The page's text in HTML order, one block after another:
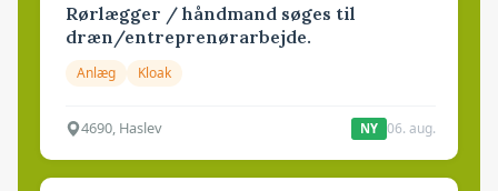
Rørlægger / håndmand søges til
dræn/entreprenørarbejde.
Anlæg Kloak
4690, Haslev NY 06. aug.